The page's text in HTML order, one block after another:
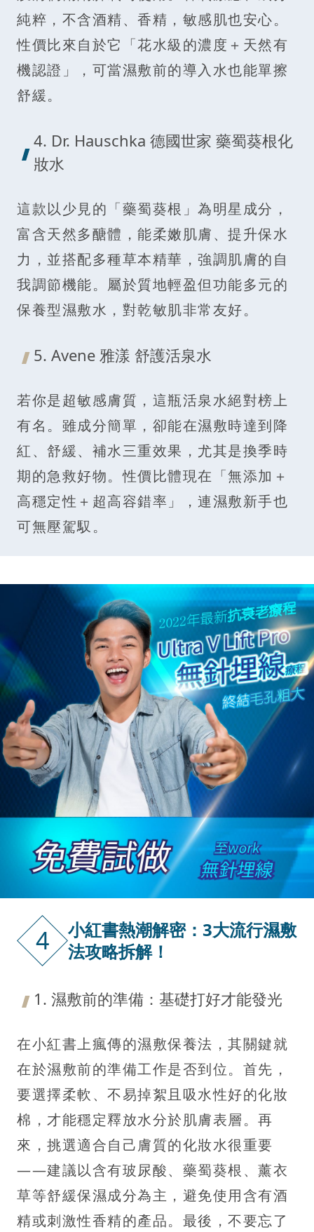
純粹，不含酒精、香精，敏感肌也安心。
性價比來自於它「花水級的濃度＋天然有
機認證」，可當濕敷前的導入水也能單擦
舒緩。
4. Dr. Hauschka 德國世家 藥蜀葵根化
妝水
這款以少見的「藥蜀葵根」為明星成分，
富含天然多醣體，能柔嫩肌膚、提升保水
力，並搭配多種草本精華，強調肌膚的自
我調節機能。屬於質地輕盈但功能多元的
保養型濕敷水，對乾敏肌非常友好。
5. Avene 雅漾 舒護活泉水
若你是超敏感膚質，這瓶活泉水絕對榜上
有名。雖成分簡單，卻能在濕敷時達到降
紅、舒緩、補水三重效果，尤其是換季時
期的急救好物。性價比體現在「無添加＋
高穩定性＋超高容錯率」，連濕敷新手也
可無壓駕馭。
4
小紅書熱潮解密：3大流行濕敷
法攻略拆解！
1. 濕敷前的準備：基礎打好才能發光
在小紅書上瘋傳的濕敷保養法，其關鍵就
在於濕敷前的準備工作是否到位。首先，
要選擇柔軟、不易掉絮且吸水性好的化妝
棉，才能穩定釋放水分於肌膚表層。再
來，挑選適合自己膚質的化妝水很重要
——建議以含有玻尿酸、藥蜀葵根、薰衣
草等舒緩保濕成分為主，避免使用含有酒
精或刺激性香精的產品。最後，不要忘了